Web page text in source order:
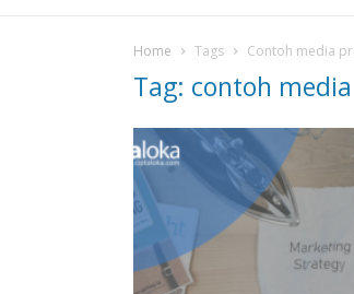
Home Tags Contoh media
Tag: contoh